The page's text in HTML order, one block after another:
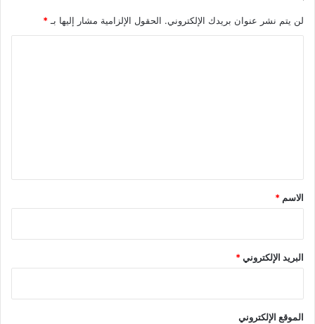
لن يتم نشر عنوان بريدك الإلكتروني. الحقول الإلزامية مشار إليها بـ*
*
الاسم *
البريد الإلكتروني*
الموقع الإلكتروني